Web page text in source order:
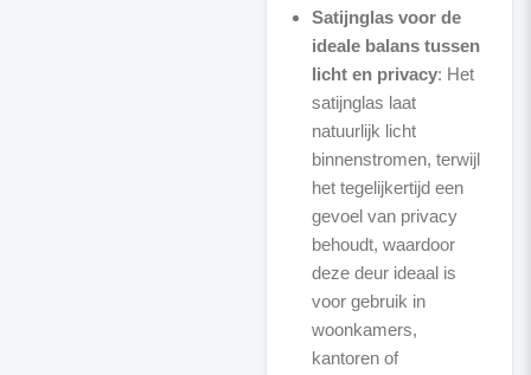
Satijnglas voor de
ideale balans tussen
licht en privacy: Het
satijnglas laat
natuurlijk licht
binnenstromen, terwijl
het tegelijkertijd een
gevoel van privacy
behoudt, waardoor
deze deur ideaal is
voor gebruik in
woonkamers,
kantoren of